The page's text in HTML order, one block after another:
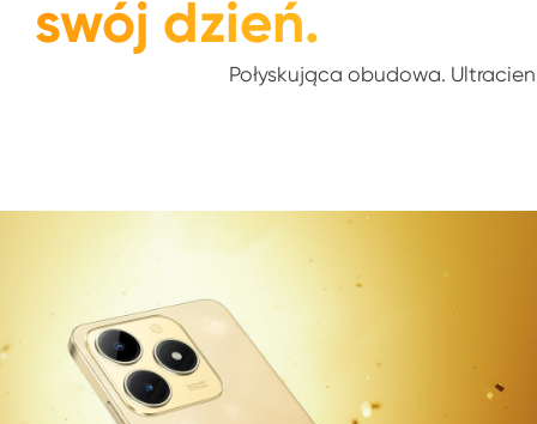
swój dzień.
Połyskująca obudowa.